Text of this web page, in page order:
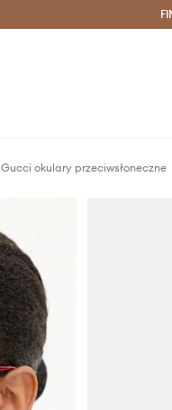
Oszczędzaj
Gucci okulary przeciwsłoneczne